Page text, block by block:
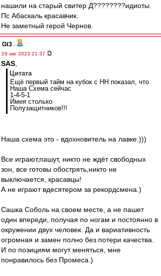
нашили на старый свитер Д????????идиоты.
Пс Абаскаль красавчик.
Не заметный герой Чернов.
Gt3 -
29 авг 2023 21:37
SAS
Цитата
Ещё первый тайм на кубок с НН показал, что
Наша Схема сейчас
1-4-5-1
Имея столько
Полузащитников!!!
Наша схема это - вдохновитель на лавке.)))
Все играют,пашут, никто не ждёт свободных
зон, все готовы обострять,никто не
выключается, красавцы!
А не играют вдесятером за рекордсмена.)
Сашка Соболь на своем месте, а не пашет
один впереди, получая по ногам и постоянно в
окружении двух человек. Да и вариативность
огромная и замен полно без потери качества.
И по позициям могут меняться, мне
понравилось без Промеса.)